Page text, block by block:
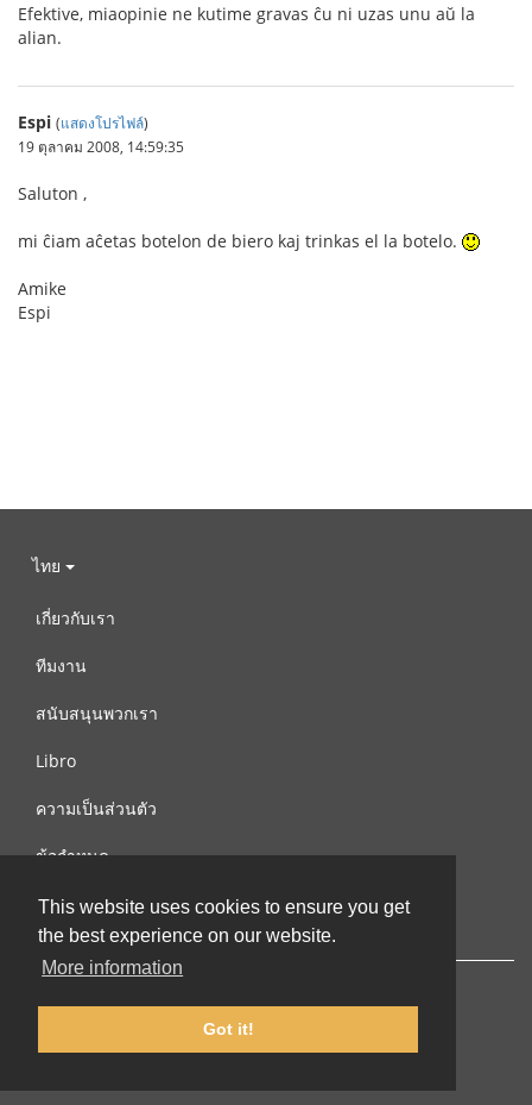
This website uses cookies to ensure you get
the best experience on our website.
More information
Got it!
Efektive, miaopinie ne kutime gravas ĉu ni uzas unu aŭ la
alian.
Espi (แสดงโปรไฟล์)
19 ตุลาคม 2008, 14:59:35
Saluton ,
mi ĉiam aĉetas botelon de biero kaj trinkas el la botelo.
Amike
Espi
ไทย
เกี่ยวกับเรา
ทีมงาน
สนับสนุนพวกเรา
Libro
ความเป็นส่วนตัว
ข้อกำหนด
ติดต่อเรา
© 2002-2026 lernu.net |Impressum